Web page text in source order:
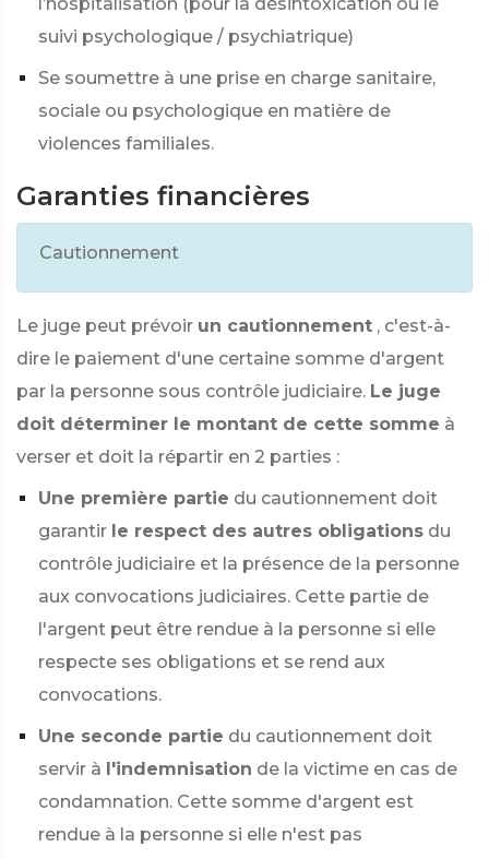
suivi psychologique / psychiatrique)
Se soumettre à une prise en charge sanitaire,
sociale ou psychologique en matière de
violences familiales.
Garanties financières
Cautionnement
Le juge peut prévoir un cautionnement , c'est-à-
dire le paiement d'une certaine somme d'argent
par la personne sous contrôle judiciaire. Le juge
doit déterminer le montant de cette somme à
verser et doit la répartir en 2 parties :
Une première partie du cautionnement doit
garantir le respect des autres obligations du
contrôle judiciaire et la présence de la personne
aux convocations judiciaires. Cette partie de
l'argent peut être rendue à la personne si elle
respecte ses obligations et se rend aux
convocations.
Une seconde partie du cautionnement doit
servir à l'indemnisation de la victime en cas de
condamnation. Cette somme d'argent est
rendue à la personne si elle n'est pas